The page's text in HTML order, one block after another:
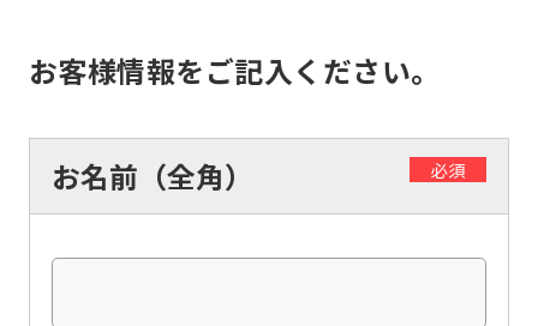
お客様情報をご記入ください。
お名前（全角） 必須